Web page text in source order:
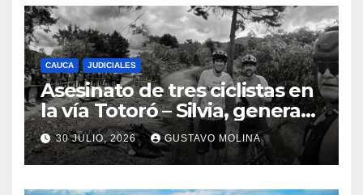
CAUCA JUDICIALES
Asesinato de tres ciclistas en
la vía Totoró – Silvia, genera
consternación en el Cauca
30 JULIO, 2026 GUSTAVO MOLINA